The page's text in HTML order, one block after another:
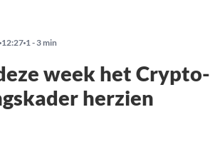
12:27 1 - 3 min
week het Crypto-
herzien